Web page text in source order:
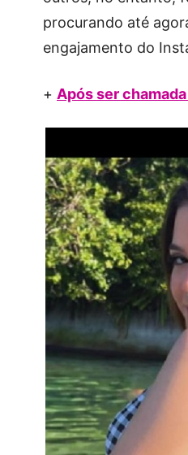
procurando até
engajamento do
+ Após ser